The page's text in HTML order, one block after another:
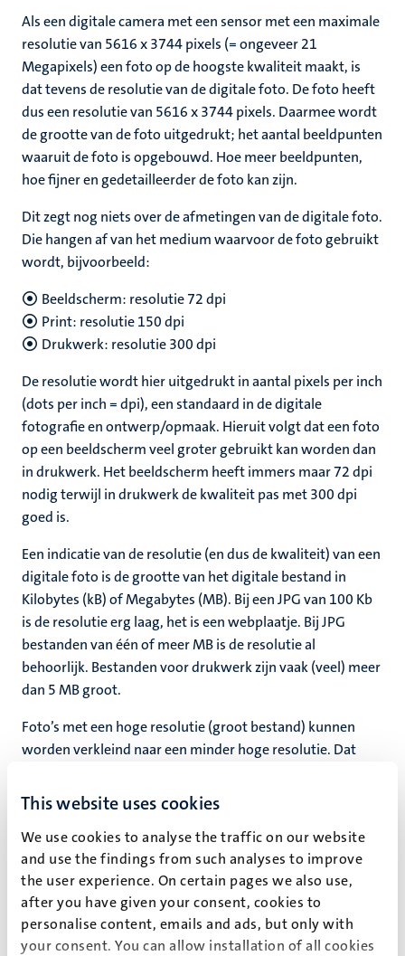
This website uses cookies
We use cookies to analyse the traffic on our website
and use the findings from such analyses to improve
the user experience. On certain pages we also use,
after you have given your consent, cookies to
personalise content, emails and ads, but only with
your consent. You can allow installation of all cookies
Als een digitale camera met een sensor met een maximale
resolutie van 5616 x 3744 pixels (= ongeveer 21
Megapixels) een foto op de hoogste kwaliteit maakt, is
dat tevens de resolutie van de digitale foto. De foto heeft
dus een resolutie van 5616 x 3744 pixels. Daarmee wordt
de grootte van de foto uitgedrukt; het aantal beeldpunten
waaruit de foto is opgebouwd. Hoe meer beeldpunten,
hoe fijner en gedetailleerder de foto kan zijn.
Dit zegt nog niets over de afmetingen van de digitale foto.
Die hangen af van het medium waarvoor de foto gebruikt
wordt, bijvoorbeeld:
Beeldscherm: resolutie 72 dpi
Print: resolutie 150 dpi
Drukwerk: resolutie 300 dpi
De resolutie wordt hier uitgedrukt in aantal pixels per inch
(dots per inch = dpi), een standaard in de digitale
fotografie en ontwerp/opmaak. Hieruit volgt dat een foto
op een beeldscherm veel groter gebruikt kan worden dan
in drukwerk. Het beeldscherm heeft immers maar 72 dpi
nodig terwijl in drukwerk de kwaliteit pas met 300 dpi
goed is.
Een indicatie van de resolutie (en dus de kwaliteit) van een
digitale foto is de grootte van het digitale bestand in
Kilobytes (kB) of Megabytes (MB). Bij een JPG van 100 Kb
is de resolutie erg laag, het is een webplaatje. Bij JPG
bestanden van één of meer MB is de resolutie al
behoorlijk. Bestanden voor drukwerk zijn vaak (veel) meer
dan 5 MB groot.
Foto’s met een hoge resolutie (groot bestand) kunnen
worden verkleind naar een minder hoge resolutie. Dat
Photoshop. Bij het verkleinen haalt het programma pixels
afgemeten aan de nieuwe resolutie.
Foto’s met een lage resolutie kunnen niet worden
vergroot tot een hogere resolutie. Dit gaat altijd ten koste
van de beeldkwaliteit omdat de grotere foto het toch met
de geringe beeldinformatie van de kleine foto moet doen.